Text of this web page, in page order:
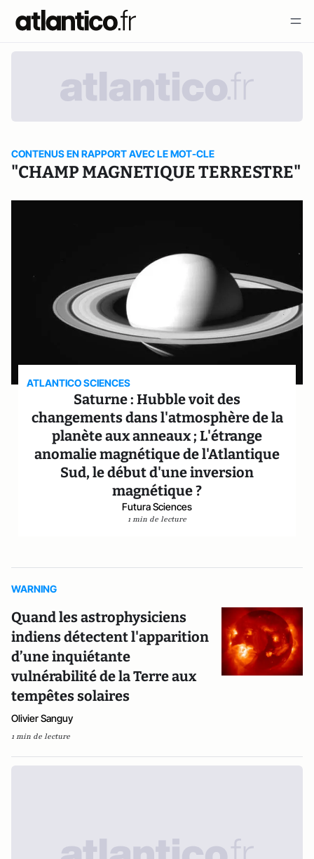
CONTENUS EN RAPPORT AVEC LE MOT-CLE
"CHAMP MAGNETIQUE TERRESTRE"
ATLANTICO SCIENCES
Saturne : Hubble voit des
changements dans l'atmosphère de la
planète aux anneaux ; L'étrange
anomalie magnétique de l'Atlantique
Sud, le début d'une inversion
magnétique ?
Futura Sciences
1 min de lecture
WARNING
Quand les astrophysiciens
indiens détectent l'apparition
d’une inquiétante
vulnérabilité de la Terre aux
tempêtes solaires
Olivier Sanguy
1 min de lecture